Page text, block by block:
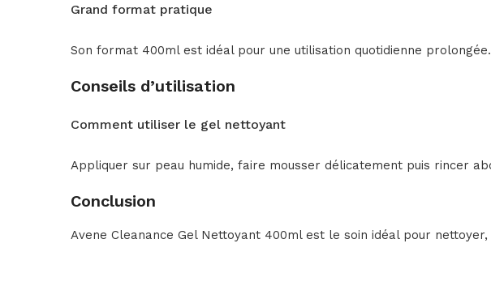
Grand format pratique
Son format 400ml est idéal pour une utilisation quotidienne prolongée.
Conseils d’utilisation
Comment utiliser le gel nettoyant
Appliquer sur peau humide, faire mousser délicatement puis rincer
Conclusion
Avene Cleanance Gel Nettoyant 400ml est le soin idéal pour